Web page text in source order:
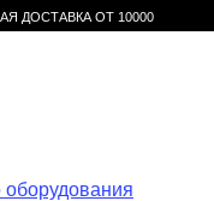
ДОСТАВКА ОТ 10000
оборудования